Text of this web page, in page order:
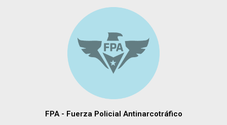
FPA - Fuerza Policial Antinarcotráfico